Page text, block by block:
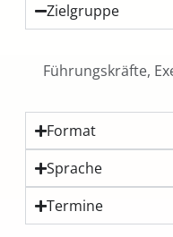
Zielgruppe
Führungskräfte,
Format
Sprache
Termine